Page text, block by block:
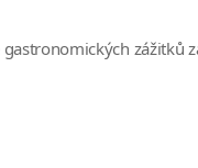
zážitků